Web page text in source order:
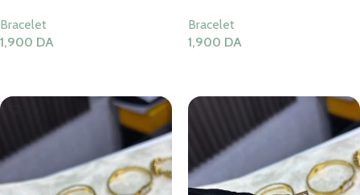
Bracelet
1,900 DA
Bracelet
1,900 DA